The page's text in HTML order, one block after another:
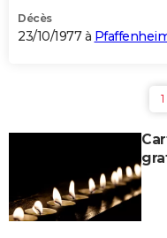
Décès
23/10/1977 à
1